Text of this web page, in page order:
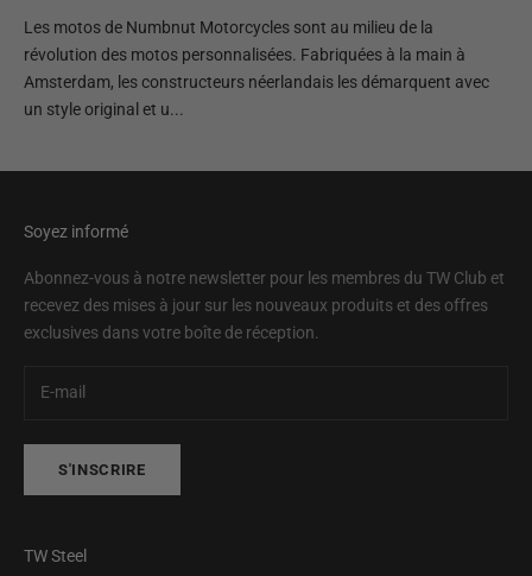
Les motos de Numbnut Motorcycles sont au milieu de la
révolution des motos personnalisées. Fabriquées à la main à
Amsterdam, les constructeurs néerlandais les démarquent avec
un style original et u...
Soyez informé
Abonnez-vous à notre newsletter pour les membres du TW Club et
recevez des mises à jour sur les nouveaux produits et des offres
exclusives dans votre boîte de réception.
S'INSCRIRE
TW Steel